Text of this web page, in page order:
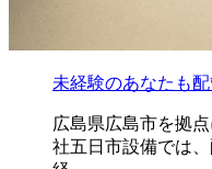
未経験のあなたも
広島県広島市を拠
社五日市設備では